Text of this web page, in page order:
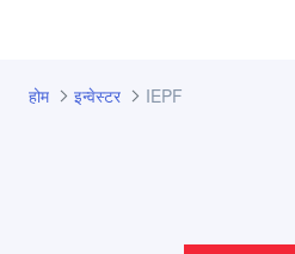
होम इन्वेस्टर IEPF